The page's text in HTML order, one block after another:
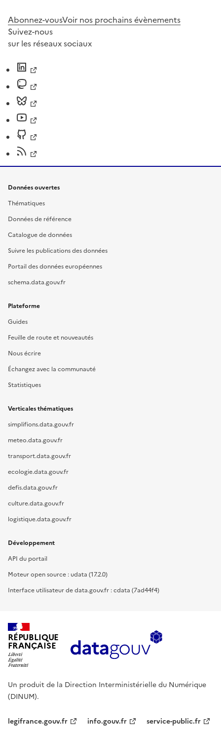
Abonnez-vousVoir nos prochains évènements
Suivez-nous
sur les réseaux sociaux
Données ouvertes
Thématiques
Données de référence
Catalogue de données
Suivre les publications des données
Portail des données européennes
schema.data.gouv.fr
Plateforme
Guides
Feuille de route et nouveautés
Nous écrire
Échangez avec la communauté
Statistiques
Verticales thématiques
simplifions.data.gouv.fr
meteo.data.gouv.fr
transport.data.gouv.fr
ecologie.data.gouv.fr
defis.data.gouv.fr
culture.data.gouv.fr
logistique.data.gouv.fr
Développement
API du portail
Moteur open source : udata (17.2.0)
Interface utilisateur de data.gouv.fr : cdata (7ad44f4)
RÉPUBLIQUE
FRANÇAISE
Un produit de la Direction Interministérielle du Numérique
(DINUM).
legifrance.gouv.fr info.gouv.fr service-public.fr